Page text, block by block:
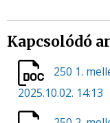
Kapcsolódó
250 1.
2025.10.02. 14:13